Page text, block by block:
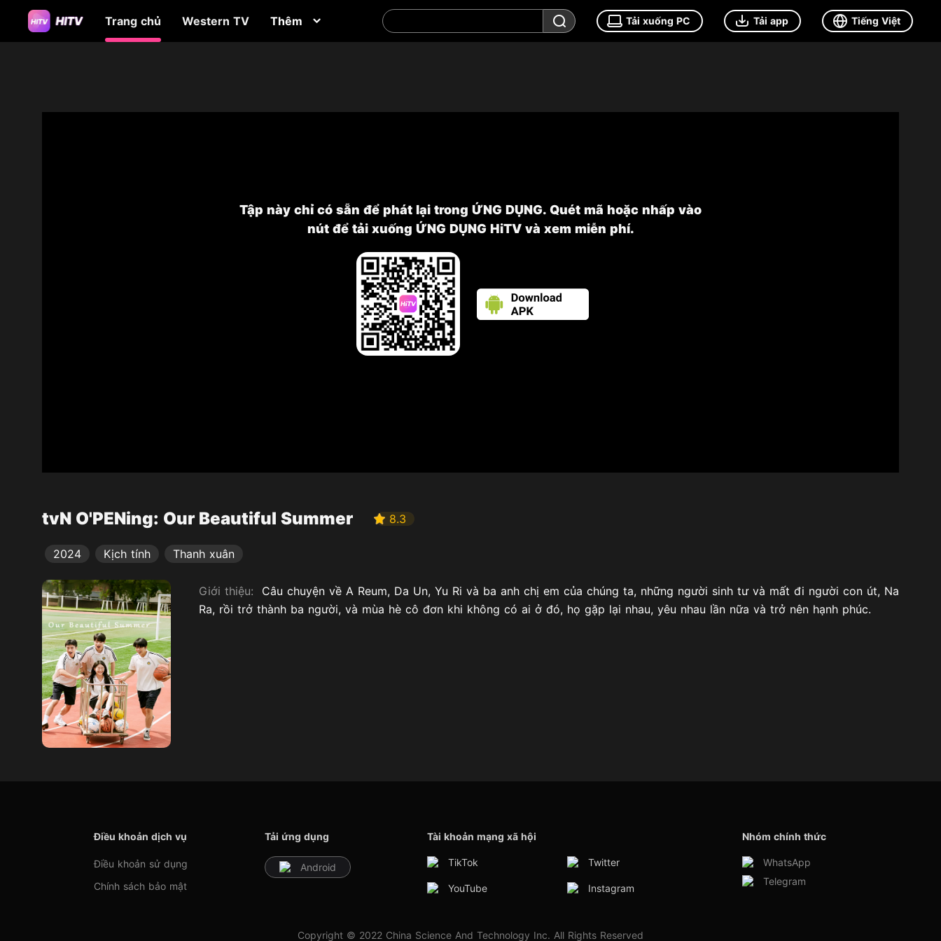
Trang chủ Western TV Thêm Tải xuống PC Tải app Tiếng Việt
Tập này chỉ có sẵn để phát lại trong ỨNG DỤNG. Quét mã hoặc nhấp vào
nút để tải xuống ỨNG DỤNG HiTV và xem miễn phí.
tvN O'PENing: Our Beautiful Summer 8.3
2024 Kịch tính Thanh xuân
Giới thiệu: Câu chuyện về A Reum, Da Un, Yu Ri và ba anh chị em của chúng ta, những người sinh tư và mất đi người con út, Na
Ra, rồi trở thành ba người, và mùa hè cô đơn khi không có ai ở đó, họ gặp lại nhau, yêu nhau lần nữa và trở nên hạnh phúc.
Điều khoản dịch vụ
Điều khoản sử dụng
Chính sách bảo mật
Tải ứng dụng
Android
Tài khoản mạng xã hội
TikTok Twitter
YouTube Instagram
Nhóm chính thức
WhatsApp
Telegram
Copyright © 2022 China Science And Technology Inc. All Rights Reserved